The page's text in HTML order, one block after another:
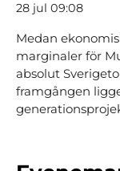
28 jul 09:08
Medan
marginaler för
absolut
framgången